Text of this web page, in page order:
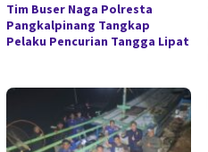
Tim Buser Naga Polresta
Pangkalpinang Tangkap
Pelaku Pencurian Tangga Lipat